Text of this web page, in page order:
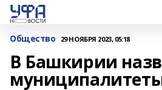
Общество 29 НОЯБРЯ 2023, 05:18
В Башкирии